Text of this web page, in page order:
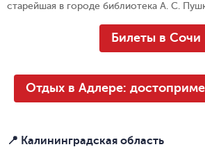
старейшая в городе библиотека А. С.
Билеты в Сочи
Отдых в Адлере:
📍 Калининградская область